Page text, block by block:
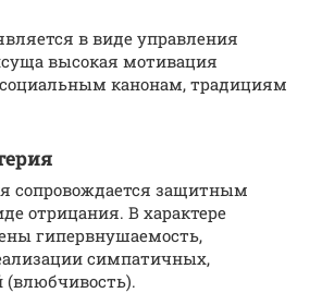
в виде управления
высокая мотивация
социальным канонам, традициям
сопровождается защитным
отрицания. В характере
гипервнушаемость,
симпатичных,